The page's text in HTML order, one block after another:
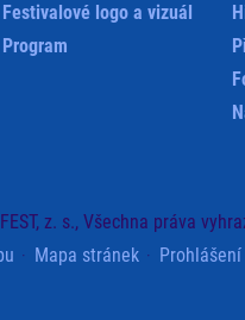
Festivalové logo a vizuál
Program
z. s., Všechna práva
Mapa stránek